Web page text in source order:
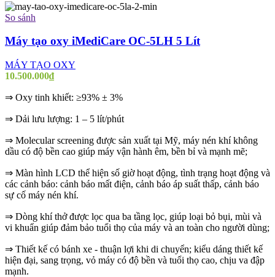
So sánh
Máy tạo oxy iMediCare OC-5LH 5 Lít
MÁY TẠO OXY
10.500.000₫
⇒ Oxy tinh khiết: ≥93% ± 3%
⇒ Dải lưu lượng: 1 – 5 lít/phút
⇒ Molecular screening được sản xuất tại Mỹ, máy nén khí không
dầu có độ bền cao giúp máy vận hành êm, bền bỉ và mạnh mẽ;
⇒ Màn hình LCD thể hiện số giờ hoạt động, tình trạng hoạt động và
các cảnh báo: cảnh báo mất điện, cảnh báo áp suất thấp, cảnh báo
sự cố máy nén khí.
⇒ Dòng khí thở được lọc qua ba tầng lọc, giúp loại bỏ bụi, mùi và
vi khuẩn giúp đảm bảo tuổi thọ của máy và an toàn cho người dùng;
⇒ Thiết kế có bánh xe - thuận lợi khi di chuyển; kiểu dáng thiết kế
hiện đại, sang trọng, vỏ máy có độ bền và tuổi thọ cao, chịu va đập
mạnh.